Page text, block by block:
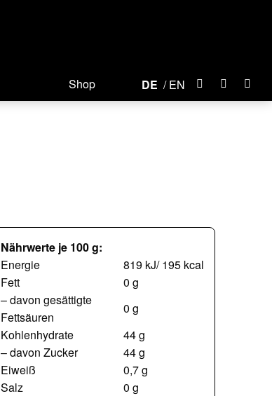
Shop DE EN
Nährwerte je 100 g:
Energie
819 kJ/ 195 kcal
Fett
0 g
– davon gesättigte
Fettsäuren
0 g
Kohlenhydrate
44 g
– davon Zucker
44 g
Eiweiß
0,7 g
Salz
0 g